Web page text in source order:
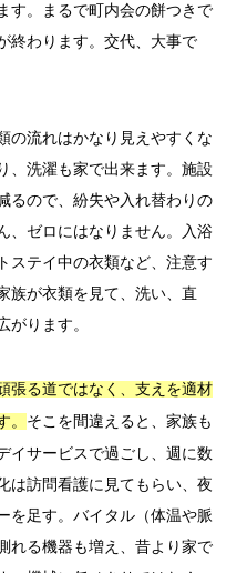
す。まるで町内会の餅つきで
終わります。交代、大事で
の流れはかなり見えやすくな
、洗濯も家で出来ます。施設
るので、紛失や入れ替わりの
、ゼロにはなりません。入浴
ステイ中の衣類など、注意す
族が衣類を見て、洗い、直
がります。
張る道ではなく、支えを適材
。 そこを間違えると、家族も
イサービスで過ごし、週に数
は訪問看護に見てもらい、夜
を足す。バイタル（体温や脈
れる機器も増え、昔より家で